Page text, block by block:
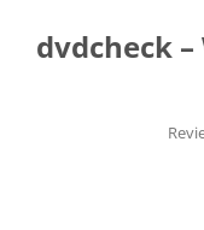
springen
dvdcheck